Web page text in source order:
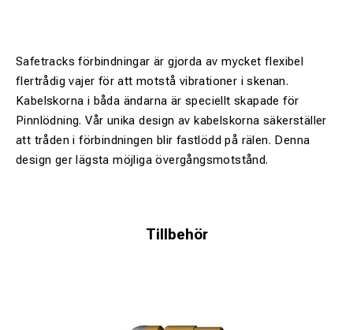
Safetracks förbindningar är gjorda av mycket flexibel
flertrådig vajer för att motstå vibrationer i skenan.
Kabelskorna i båda ändarna är speciellt skapade för
Pinnlödning. Vår unika design av kabelskorna säkerställer
att tråden i förbindningen blir fastlödd på rälen. Denna
design ger lägsta möjliga övergångsmotstånd.
Tillbehör